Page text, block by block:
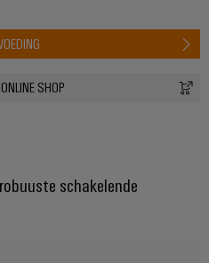
SHOP
schakelende